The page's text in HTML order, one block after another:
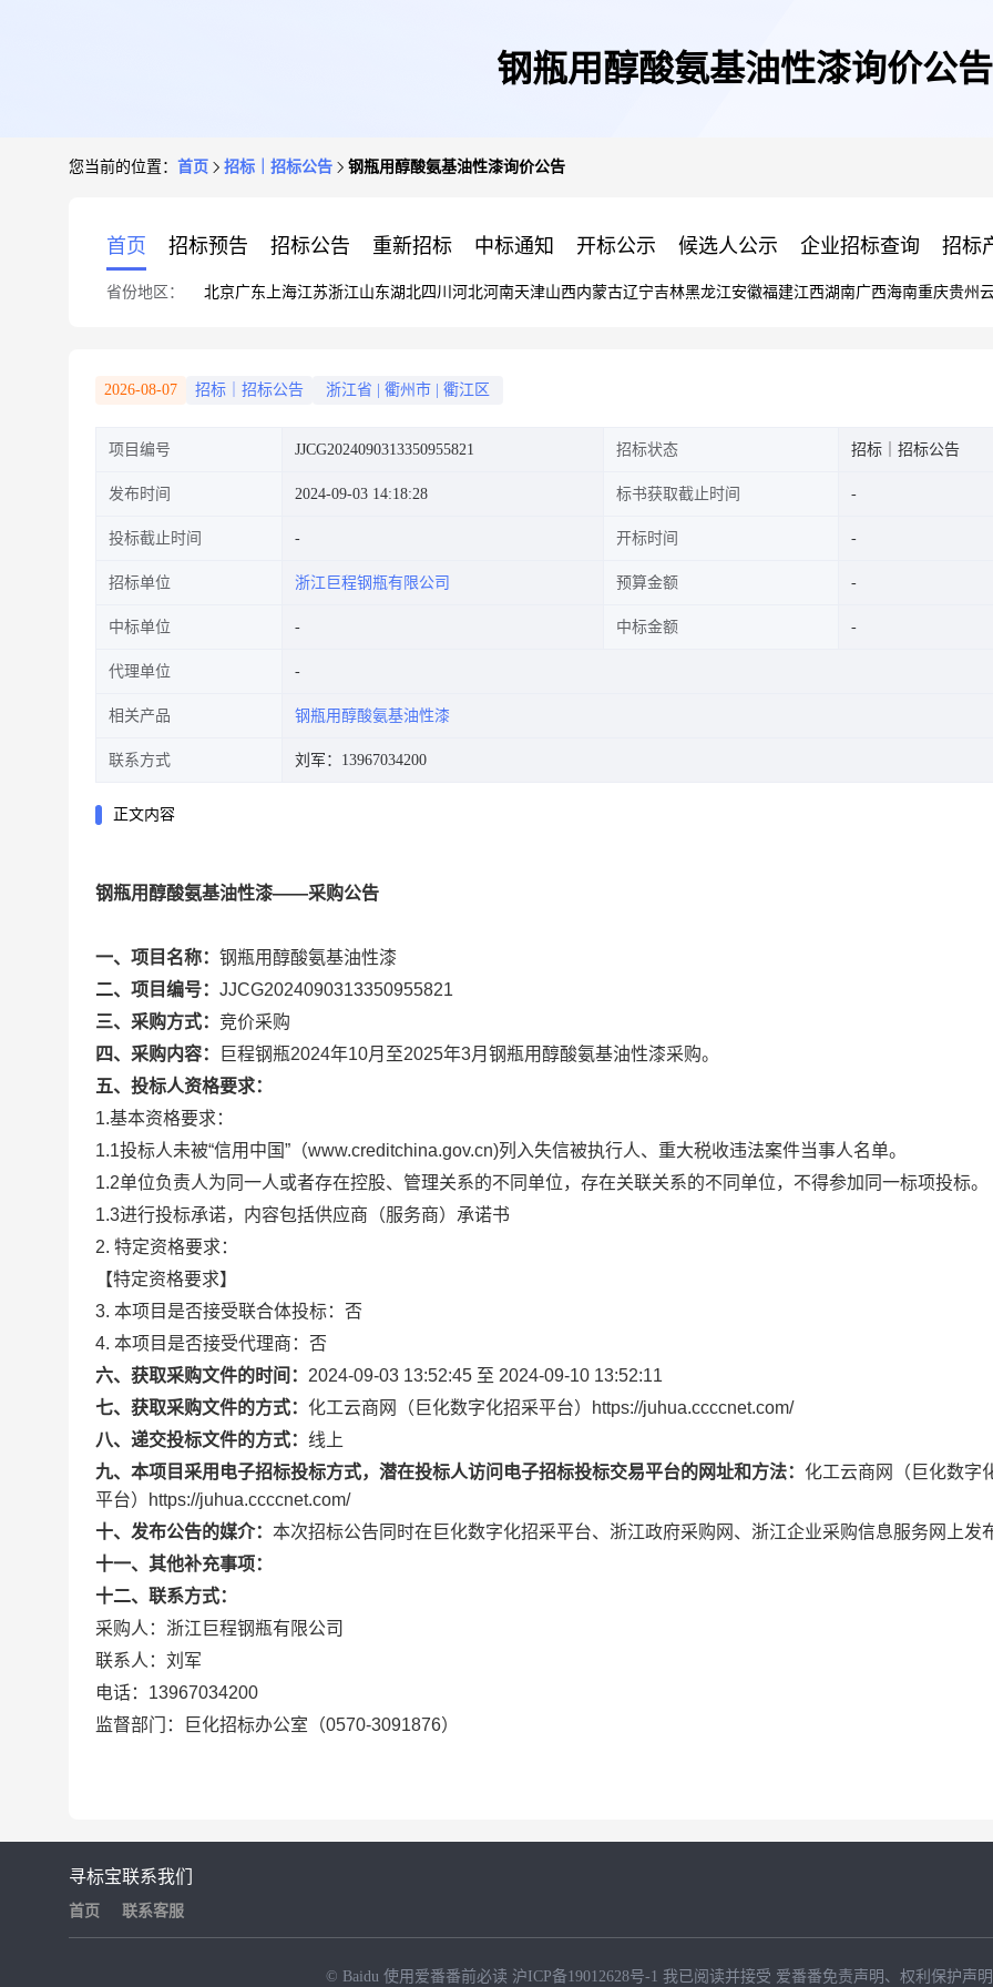
钢瓶用醇酸氨基油性漆询价公告
您当前的位置： 首页 招标｜招标公告 钢瓶用醇酸氨基油性漆询价公告
首页 招标预告 招标公告 重新招标 中标通知 开标公示 候选人公示 企业招标查询 招标
省份地区： 北京广东 上海江苏浙江山东湖北四川 河北河南天津山西内蒙古辽宁吉林黑龙江安徽福建江西湖南广西海南重庆贵州
2026-08-07 招标｜招标公告 浙江省 衢州市 衢江区
项目编号 JJCG2024090313350955821 招标状态 招标｜招标公告
发布时间 2024-09-03 14:18:28 标书获取截止时间
投标截止时间 开标时间
招标单位 浙江巨程钢瓶有限公司 预算金额
中标单位 中标金额
代理单位
相关产品 钢瓶用醇酸氨基油性漆
联系方式 刘军：13967034200
正文内容
钢瓶用醇酸氨基油性漆——采购公告
一、项目名称： 钢瓶用醇酸氨基油性漆
二、项目编号： JJCG2024090313350955821
三、采购方式： 竞价采购
四、采购内容：
巨程钢瓶2024年10月至2025年3月钢瓶用醇酸氨基油性漆采购。
五、投标人资格要求：
1.基本资格要求：
1.1投标人未被“信用中国”（www.creditchina.gov.cn)列入失信被执行人、重大税收违法案件当事人名单。
1.2单位负责人为同一人或者存在控股、管理关系的不同单位，存在关联关系的不同单位，不得参加同一标项投标。
1.3进行投标承诺，内容包括供应商（服务商）承诺书
2. 特定资格要求：
【特定资格要求】
3. 本项目是否接受联合体投标：否
4. 本项目是否接受代理商：否
六、获取采购文件的时间： 2024-09-03 13:52:45 至 2024-09-10 13:52:11
七、获取采购文件的方式： 化工云商网（巨化数字化招采平台）https://juhua.ccccnet.com/
八、递交投标文件的方式： 线上
九、本项目采用电子招标投标方式，潜在投标人访问电子招标投标交易平台的网址和方法： 化工云商网（巨化数字
平台）https://juhua.ccccnet.com/
十、发布公告的媒介： 本次招标公告同时在巨化数字化招采平台、浙江政府采购网、浙江企业采购信息服务网上发
十一、其他补充事项：
十二、联系方式：
采购人：浙江巨程钢瓶有限公司
联系人：刘军
电话：13967034200
监督部门：巨化招标办公室（0570-3091876）
寻标宝
首页
联系我们
联系客服
© Baidu 使用爱番番前必读 沪ICP备19012628号-1 我已阅读并接受 爱番番免责声明 、 权利保护声明